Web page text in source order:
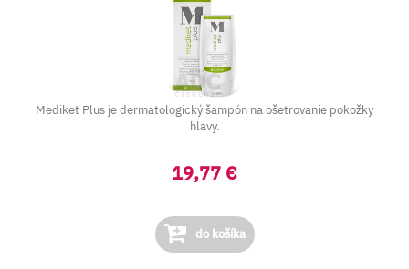
Mediket Plus je dermatologický šampón na ošetrovanie pokožky
hlavy.
19,77 €
do košíka